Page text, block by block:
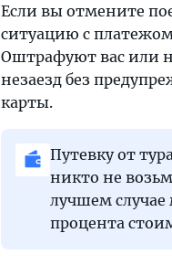
государством.
Если вы отмените
ситуацию с
Оштрафуют вас или
незаезд без
карты.
Путевку от
никто не
лучшем случае
процента